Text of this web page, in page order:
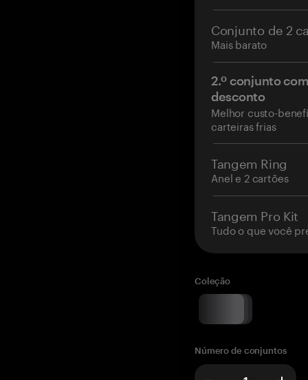
Conjunto de 2
Mais barato
2.º conjunto
desconto
Melhor custo-
carteiras frias
Tangem Ring
Anel e 2 cartões
Tangem Pro Kit
Tudo o que você
Coleção
Número de conjuntos